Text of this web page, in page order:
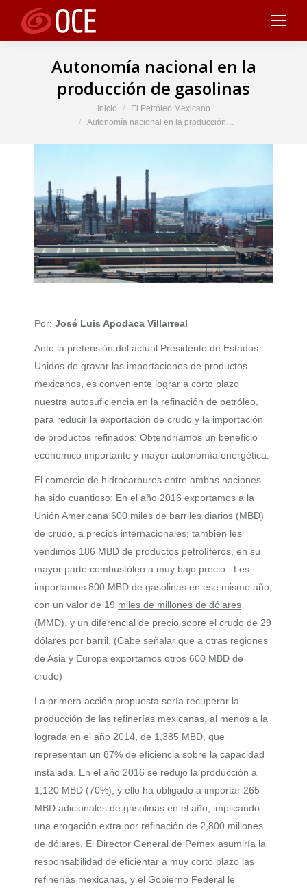
Autonomía nacional en la
producción de gasolinas
Inicio
El Petróleo Mexicano
Autonomía nacional en la producción…
Por: José Luis Apodaca Villarreal
Ante la pretensión del actual Presidente de Estados
Unidos de gravar las importaciones de productos
mexicanos, es conveniente lograr a corto plazo
nuestra autosuficiencia en la refinación de petróleo,
para reducir la exportación de crudo y la importación
de productos refinados: Obtendríamos un beneficio
económico importante y mayor autonomía energética.
El comercio de hidrocarburos entre ambas naciones
ha sido cuantioso: En el año 2016 exportamos a la
Unión Americana 600 miles de barriles diarios (MBD)
de crudo, a precios internacionales; también les
vendimos 186 MBD de productos petrolíferos, en su
mayor parte combustóleo a muy bajo precio. Les
importamos 800 MBD de gasolinas en ese mismo año,
con un valor de 19 miles de millones de dólares
(MMD), y un diferencial de precio sobre el crudo de 29
dólares por barril. (Cabe señalar que a otras regiones
de Asia y Europa exportamos otros 600 MBD de
crudo)
La primera acción propuesta sería recuperar la
producción de las refinerías mexicanas, al menos a la
lograda en el año 2014, de 1,385 MBD, que
representan un 87% de eficiencia sobre la capacidad
instalada. En el año 2016 se redujo la producción a
1,120 MBD (70%), y ello ha obligado a importar 265
MBD adicionales de gasolinas en el año, implicando
una erogación extra por refinación de 2,800 millones
de dólares. El Director General de Pemex asumiría la
responsabilidad de eficientar a muy corto plazo las
refinerías mexicanas, y el Gobierno Federal le